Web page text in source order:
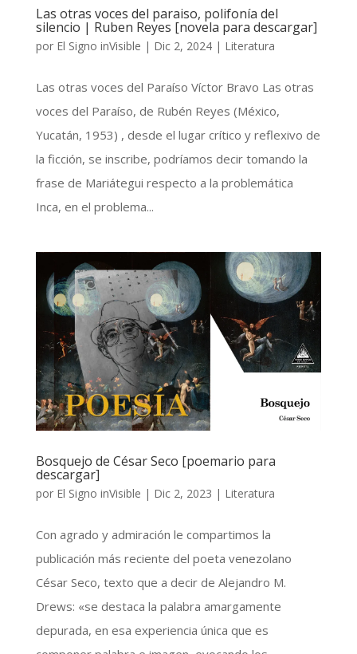
Las otras voces del paraiso, polifonía del
silencio | Ruben Reyes [novela para descargar]
por El Signo inVisible | Dic 2, 2024| Literatura
Las otras voces del Paraíso Víctor Bravo Las otras
voces del Paraíso, de Rubén Reyes (México,
Yucatán, 1953) , desde el lugar crítico y reflexivo de
la ficción, se inscribe, podríamos decir tomando la
frase de Mariátegui respecto a la problemática
Inca, en el problema...
Bosquejo de César Seco [poemario para
descargar]
por El Signo inVisible | Dic 2, 2023 | Literatura
Con agrado y admiración le compartimos la
publicación más reciente del poeta venezolano
César Seco, texto que a decir de Alejandro M.
Drews: «se destaca la palabra amargamente
depurada, en esa experiencia única que es